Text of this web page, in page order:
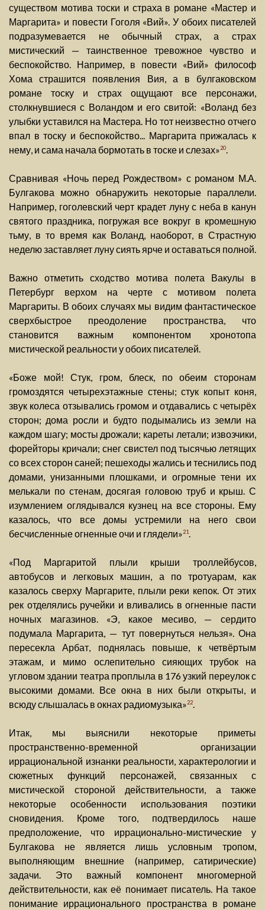
существом мотива тоски и страха в романе «Мастер и
Маргарита» и повести Гоголя «Вий». У обоих писателей
подразумевается не обычный страх, а страх
мистический — таинственное тревожное чувство и
беспокойство. Например, в повести «Вий» философ
Хома страшится появления Вия, а в булгаковском
романе тоску и страх ощущают все персонажи,
столкнувшиеся с Воландом и его свитой: «Воланд без
улыбки уставился на Мастера. Но тот неизвестно отчего
впал в тоску и беспокойство... Маргарита прижалась к
нему, и сама начала бормотать в тоске и слезах»20.
Сравнивая «Ночь перед Рождеством» с романом М.А.
Булгакова можно обнаружить некоторые параллели.
Например, гоголевский черт крадет луну с неба в канун
святого праздника, погружая все вокруг в кромешную
тьму, в то время как Воланд, наоборот, в Страстную
неделю заставляет луну сиять ярче и оставаться полной.
Важно отметить сходство мотива полета Вакулы в
Петербург верхом на черте с мотивом полета
Маргариты. В обоих случаях мы видим фантастическое
сверхбыстрое преодоление пространства, что
становится важным компонентом хронотопа
мистической реальности у обоих писателей.
«Боже мой! Стук, гром, блеск, по обеим сторонам
громоздятся четырехэтажные стены; стук копыт коня,
звук колеса отзывались громом и отдавались с четырёх
сторон; дома росли и будто подымались из земли на
каждом шагу; мосты дрожали; кареты летали; извозчики,
форейторы кричали; снег свистел под тысячью летящих
со всех сторон саней; пешеходы жались и теснились под
домами, унизанными плошками, и огромные тени их
мелькали по стенам, досягая головою труб и крыш. С
изумлением оглядывался кузнец на все стороны. Ему
казалось, что все домы устремили на него свои
бесчисленные огненные очи и глядели»21.
«Под Маргаритой плыли крыши троллейбусов,
автобусов и легковых машин, а по тротуарам, как
казалось сверху Маргарите, плыли реки кепок. От этих
рек отделялись ручейки и вливались в огненные пасти
ночных магазинов. «Э, какое месиво, — сердито
подумала Маргарита, — тут повернуться нельзя». Она
пересекла Арбат, поднялась повыше, к четвёртым
этажам, и мимо ослепительно сияющих трубок на
угловом здании театра проплыла в 176 узкий переулок с
высокими домами. Все окна в них были открыты, и
всюду слышалась в окнах радиомузыка»22.
Итак, мы выяснили некоторые приметы
пространственно-временной организации
иррациональной изнанки реальности, характерологии и
сюжетных функций персонажей, связанных с
мистической стороной действительности, а также
некоторые особенности использования поэтики
сновидения. Кроме того, подтвердилось наше
предположение, что иррационально-мистические у
Булгакова не является лишь условным тропом,
выполняющим внешние (например, сатирические)
задачи. Это важный компонент многомерной
действительности, как её понимает писатель. На такое
понимание иррационального пространства в романе